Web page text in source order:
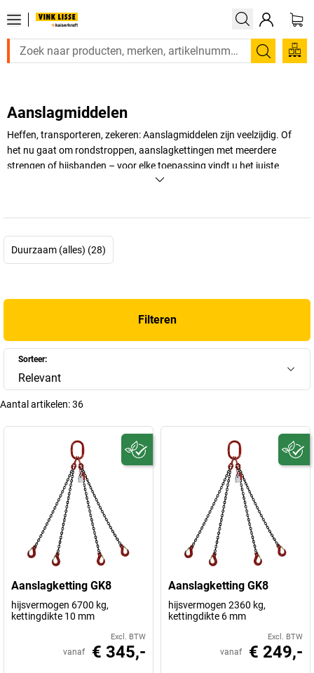
Zoeken
Aanslagmiddelen
Heffen, transporteren, zekeren: Aanslagmiddelen zijn veelzijdig. Of
het nu gaat om rondstroppen, aanslagkettingen met meerdere
strengen of hijsbanden – voor elke toepassing vindt u het juiste
aanslagmiddel in de onlineshop vanVINK LISSE kaiserkraft
Duurzaam (alles) (28)
Filteren
Sorteer:
Relevant
Aantal artikelen:36
Aanslagketting GK8
hijsvermogen 6700 kg,
kettingdikte 10 mm
Excl. BTW
vanaf € 345,-
Aanslagketting GK8
hijsvermogen 2360 kg,
kettingdikte 6 mm
Excl. BTW
vanaf € 249,-